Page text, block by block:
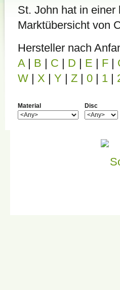
St. John hat in
Marktübersicht von
Hersteller nach
A | B | C | D | E | F |
W | X | Y | Z | 0 | 1 |
Material Disc